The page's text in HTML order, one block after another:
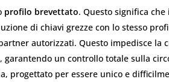
profilo brevettato. Questo significa
di chiavi grezze con lo stesso
autorizzati. Questo impedisce la
un controllo totale sulla
progettato per essere unico e